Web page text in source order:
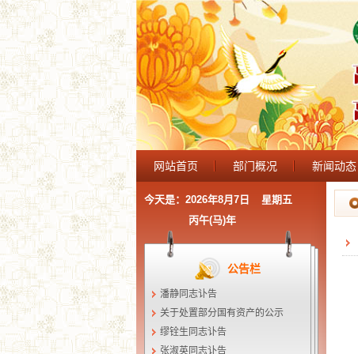
网站首页 部门概况 新闻动态
今天是： 2026年8月7日
星期五
丙午(马)年
公告栏
潘静同志讣告
关于处置部分国有资产的公示
缪铨生同志讣告
张淑英同志讣告